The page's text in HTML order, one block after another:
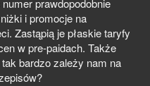
prawdopodobnie
i promocje na
Zastąpią je płaskie taryfy
w pre-paidach. Także
bardzo zależy nam na